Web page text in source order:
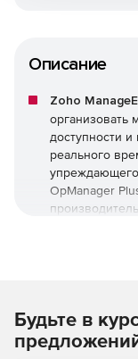
Описание
Zoho
организовать
доступности
реального
упреждающего
OpManager
также их
Потери пакетов.
Будьте в